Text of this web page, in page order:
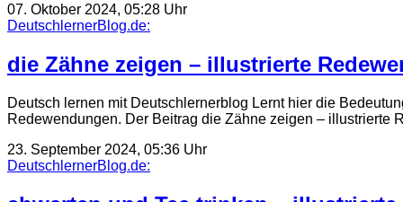
07. Oktober 2024, 05:28 Uhr
DeutschlernerBlog.de:
die Zähne zeigen – illustrierte
Deutsch lernen mit Deutschlernerblog Lernt hier die
Redewendungen. Der Beitrag die Zähne zeigen –
23. September 2024, 05:36 Uhr
DeutschlernerBlog.de: